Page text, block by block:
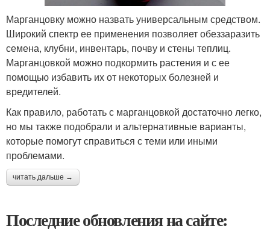
Марганцовку можно назвать универсальным средством.
Широкий спектр ее применения позволяет обеззаразить
семена, клубни, инвентарь, почву и стены теплиц.
Марганцовкой можно подкормить растения и с ее
помощью избавить их от некоторых болезней и
вредителей.
Как правило, работать с марганцовкой достаточно легко,
но мы также подобрали и альтернативные варианты,
которые помогут справиться с теми или иными
проблемами.
читать дальше →
Последние обновления на сайте: